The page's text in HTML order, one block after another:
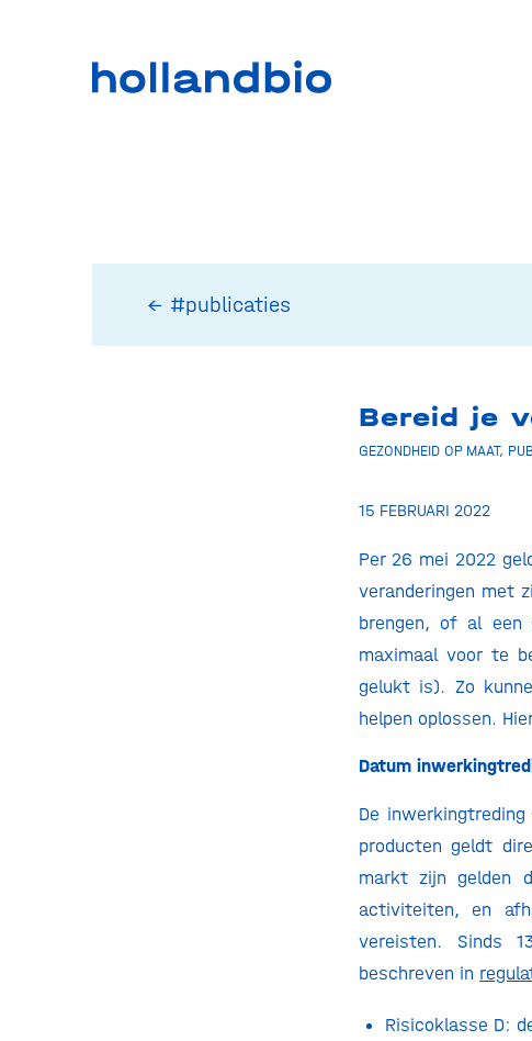
← #publicaties
Bereid je
GEZONDHEID OP MAAT,
15 FEBRUARI 2022
Per 26 mei 2022
veranderingen met
brengen, of al een
maximaal voor te
gelukt is). Zo
helpen oplossen.
Datum
De
producten geldt
markt zijn gelden
activiteiten, en
vereisten. Sinds
beschreven in
Risicoklasse D: